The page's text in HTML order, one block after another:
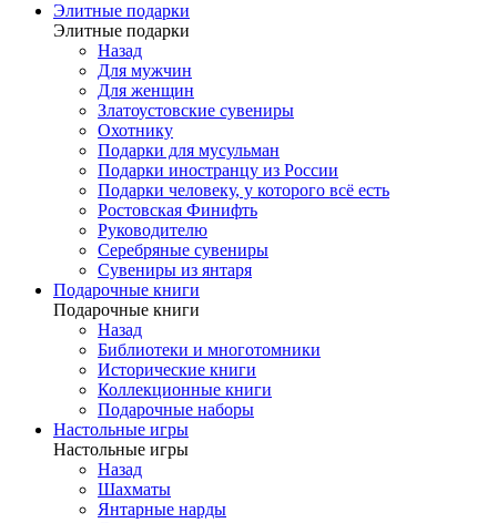
Элитные подарки
Элитные подарки
Назад
Для мужчин
Для женщин
Златоустовские сувениры
Охотнику
Подарки для мусульман
Подарки иностранцу из России
Подарки человеку, у которого всё есть
Ростовская Финифть
Руководителю
Серебряные сувениры
Сувениры из янтаря
Подарочные книги
Подарочные книги
Назад
Библиотеки и многотомники
Исторические книги
Коллекционные книги
Подарочные наборы
Настольные игры
Настольные игры
Назад
Шахматы
Янтарные нарды